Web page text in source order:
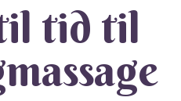
tid til